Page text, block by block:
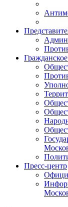
Пресс-центр